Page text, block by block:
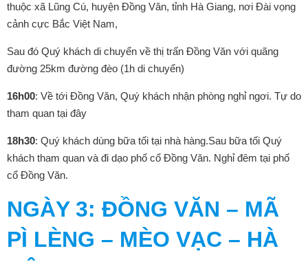
thuộc xã Lũng Cú, huyện Đồng Văn, tỉnh Hà Giang, nơi Đài vọng
cảnh cực Bắc Việt Nam,
Sau đó Quý khách di chuyển về thị trấn Đồng Văn với quãng
đường 25km đường đèo (1h di chuyển)
16h00: Về tới Đồng Văn, Quý khách nhận phòng nghỉ ngơi. Tự do
tham quan tại đây
18h30: Quý khách dùng bữa tối tại nhà hàng.Sau bữa tối Quý
khách tham quan và đi dạo phố cổ Đồng Văn. Nghỉ đêm tại phố
cổ Đồng Văn.
NGÀY 3: ĐỒNG VĂN – MÃ
PÌ LÈNG – MÈO VẠC – HÀ